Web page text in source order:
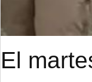
El